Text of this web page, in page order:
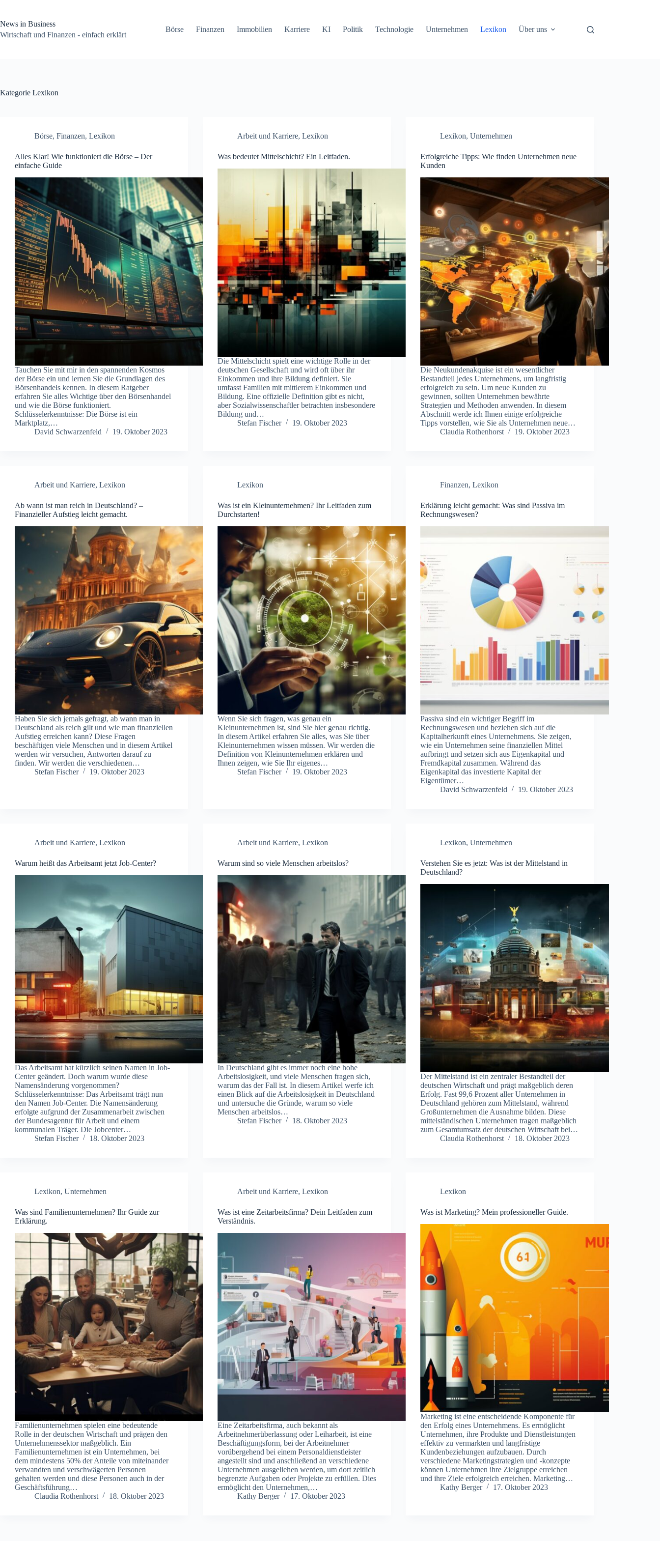
springen
News in Business
Wirtschaft und Finanzen - einfach erklärt
Börse Finanzen Immobilien Karriere KI Politik Technologie Unternehmen Lexikon Über uns
Kategorie Lexikon
Börse, Finanzen, Lexikon
Alles Klar! Wie funktioniert die Börse – Der
einfache Guide
Tauchen Sie mit mir in den spannenden Kosmos
der Börse ein und lernen Sie die Grundlagen des
Börsenhandels kennen. In diesem Ratgeber
erfahren Sie alles Wichtige über den Börsenhandel
und wie die Börse funktioniert.
Schlüsselerkenntnisse: Die Börse ist ein
Marktplatz,…
David Schwarzenfeld
19. Oktober 2023
Arbeit und Karriere,Lexikon
Was bedeutet Mittelschicht? Ein Leitfaden.
Die Mittelschicht spielt eine wichtige Rolle in der
deutschen Gesellschaft und wird oft über ihr
Einkommen und ihre Bildung definiert. Sie
umfasst Familien mit mittlerem Einkommen und
Bildung. Eine offizielle Definition gibt es nicht,
aber Sozialwissenschaftler betrachten insbesondere
Bildung und…
Stefan Fischer
19. Oktober 2023
Lexikon,Unternehmen
Erfolgreiche Tipps: Wie finden Unternehmen neue
Kunden
Die Neukundenakquise ist ein wesentlicher
Bestandteil jedes Unternehmens, um langfristig
erfolgreich zu sein. Um neue Kunden zu
gewinnen, sollten Unternehmen bewährte
Strategien und Methoden anwenden. In diesem
Abschnitt werde ich Ihnen einige erfolgreiche
Tipps vorstellen, wie Sie als Unternehmen neue…
Claudia Rothenhorst
19. Oktober 2023
Arbeit und Karriere, Lexikon
Ab wann ist man reich in Deutschland? –
Finanzieller Aufstieg leicht gemacht.
Haben Sie sich jemals gefragt, ab wann man in
Deutschland als reich gilt und wie man finanziellen
Aufstieg erreichen kann? Diese Fragen
beschäftigen viele Menschen und in diesem Artikel
werden wir versuchen, Antworten darauf zu
finden. Wir werden die verschiedenen…
Stefan Fischer
19. Oktober 2023
Lexikon
Was ist ein Kleinunternehmen? Ihr Leitfaden zum
Durchstarten!
Wenn Sie sich fragen, was genau ein
Kleinunternehmen ist, sind Sie hier genau richtig.
In diesem Artikel erfahren Sie alles, was Sie über
Kleinunternehmen wissen müssen. Wir werden die
Definition von Kleinunternehmen erklären und
Ihnen zeigen, wie Sie Ihr eigenes…
Stefan Fischer
19. Oktober 2023
Finanzen,Lexikon
Erklärung leicht gemacht: Was sind Passiva im
Rechnungswesen?
Passiva sind ein wichtiger Begriff im
Rechnungswesen und beziehen sich auf die
Kapitalherkunft eines Unternehmens. Sie zeigen,
wie ein Unternehmen seine finanziellen Mittel
aufbringt und setzen sich aus Eigenkapital und
Fremdkapital zusammen. Während das
Eigenkapital das investierte Kapital der
Eigentümer…
David Schwarzenfeld
19. Oktober 2023
Arbeit und Karriere, Lexikon
Warum heißt das Arbeitsamt jetzt Job-Center?
Das Arbeitsamt hat kürzlich seinen Namen in Job-
Center geändert. Doch warum wurde diese
Namensänderung vorgenommen?
Schlüsselerkenntnisse: Das Arbeitsamt trägt nun
den Namen Job-Center. Die Namensänderung
erfolgte aufgrund der Zusammenarbeit zwischen
der Bundesagentur für Arbeit und einem
kommunalen Träger. Die Jobcenter…
Stefan Fischer
18. Oktober 2023
Arbeit und Karriere,Lexikon
Warum sind so viele Menschen arbeitslos?
In Deutschland gibt es immer noch eine hohe
Arbeitslosigkeit, und viele Menschen fragen sich,
warum das der Fall ist. In diesem Artikel werfe ich
einen Blick auf die Arbeitslosigkeit in Deutschland
und untersuche die Gründe, warum so viele
Menschen arbeitslos…
Stefan Fischer
18. Oktober 2023
Lexikon,Unternehmen
Verstehen Sie es jetzt: Was ist der Mittelstand in
Deutschland?
Der Mittelstand ist ein zentraler Bestandteil der
deutschen Wirtschaft und prägt maßgeblich deren
Erfolg. Fast 99,6 Prozent aller Unternehmen in
Deutschland gehören zum Mittelstand, während
Großunternehmen die Ausnahme bilden. Diese
mittelständischen Unternehmen tragen maßgeblich
zum Gesamtumsatz der deutschen Wirtschaft bei…
Claudia Rothenhorst
18. Oktober 2023
Lexikon, Unternehmen
Was sind Familienunternehmen? Ihr Guide zur
Erklärung.
Familienunternehmen spielen eine bedeutende
Rolle in der deutschen Wirtschaft und prägen den
Unternehmenssektor maßgeblich. Ein
Familienunternehmen ist ein Unternehmen, bei
dem mindestens 50% der Anteile von miteinander
verwandten und verschwägerten Personen
gehalten werden und diese Personen auch in der
Geschäftsführung…
Claudia Rothenhorst
18. Oktober 2023
Arbeit und Karriere,Lexikon
Was ist eine Zeitarbeitsfirma? Dein Leitfaden zum
Verständnis.
Eine Zeitarbeitsfirma, auch bekannt als
Arbeitnehmerüberlassung oder Leiharbeit, ist eine
Beschäftigungsform, bei der Arbeitnehmer
vorübergehend bei einem Personaldienstleister
angestellt sind und anschließend an verschiedene
Unternehmen ausgeliehen werden, um dort zeitlich
begrenzte Aufgaben oder Projekte zu erfüllen. Dies
ermöglicht den Unternehmen,…
Kathy Berger
17. Oktober 2023
Lexikon
Was ist Marketing? Mein professioneller Guide.
Marketing ist eine entscheidende Komponente für
den Erfolg eines Unternehmens. Es ermöglicht
Unternehmen, ihre Produkte und Dienstleistungen
effektiv zu vermarkten und langfristige
Kundenbeziehungen aufzubauen. Durch
verschiedene Marketingstrategien und -konzepte
können Unternehmen ihre Zielgruppe erreichen
und ihre Ziele erfolgreich erreichen. Marketing…
Kathy Berger
17. Oktober 2023